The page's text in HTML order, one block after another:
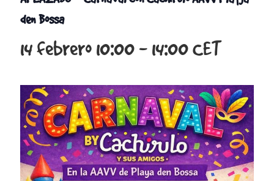
den Bossa
14 febrero 10:00 - 14:00CET